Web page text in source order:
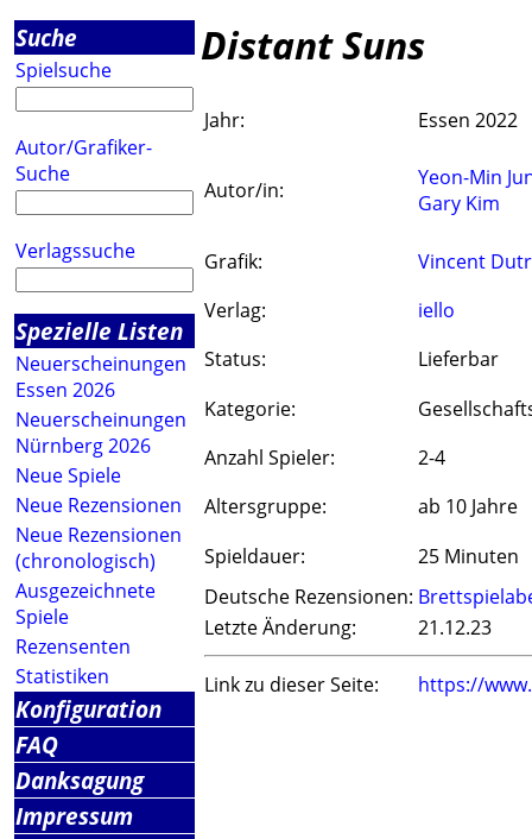
Suche
Spielsuche
Autor/Grafiker-
Suche
Verlagssuche
Spezielle Listen
Neuerscheinungen
Essen 2026
Neuerscheinungen
Nürnberg 2026
Neue Spiele
Neue Rezensionen
Neue Rezensionen
(chronologisch)
Ausgezeichnete
Spiele
Rezensenten
Statistiken
Konfiguration
FAQ
Danksagung
Impressum
Distant Suns
Jahr: Essen 2022
Autor/in:
Yeon-Min
Gary Kim
Grafik:
Vincent
Verlag:
iello
Status:
Lieferbar
Kategorie:
Anzahl Spieler:
2-4
Altersgruppe:
ab 10 Jahre
Spieldauer:
25 Minuten
Deutsche Rezensionen:
Letzte Änderung:
21.12.23
Link zu dieser Seite: https://